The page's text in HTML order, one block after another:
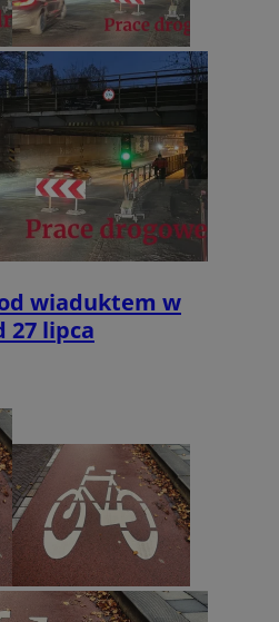
wiaduktem w
27 lipca